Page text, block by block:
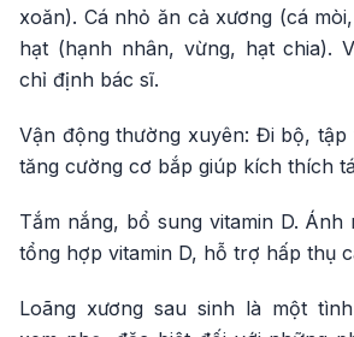
xoăn). Cá nhỏ ăn cả xương (cá
hạt (hạnh nhân, vừng, hạt chia).
chỉ định bác sĩ.
Vận động thường xuyên: Đi bộ, tập
tăng cường cơ bắp giúp kích thích
Tắm nắng, bổ sung vitamin D. Ánh
tổng hợp vitamin D, hỗ trợ hấp thụ
Loãng xương sau sinh là một